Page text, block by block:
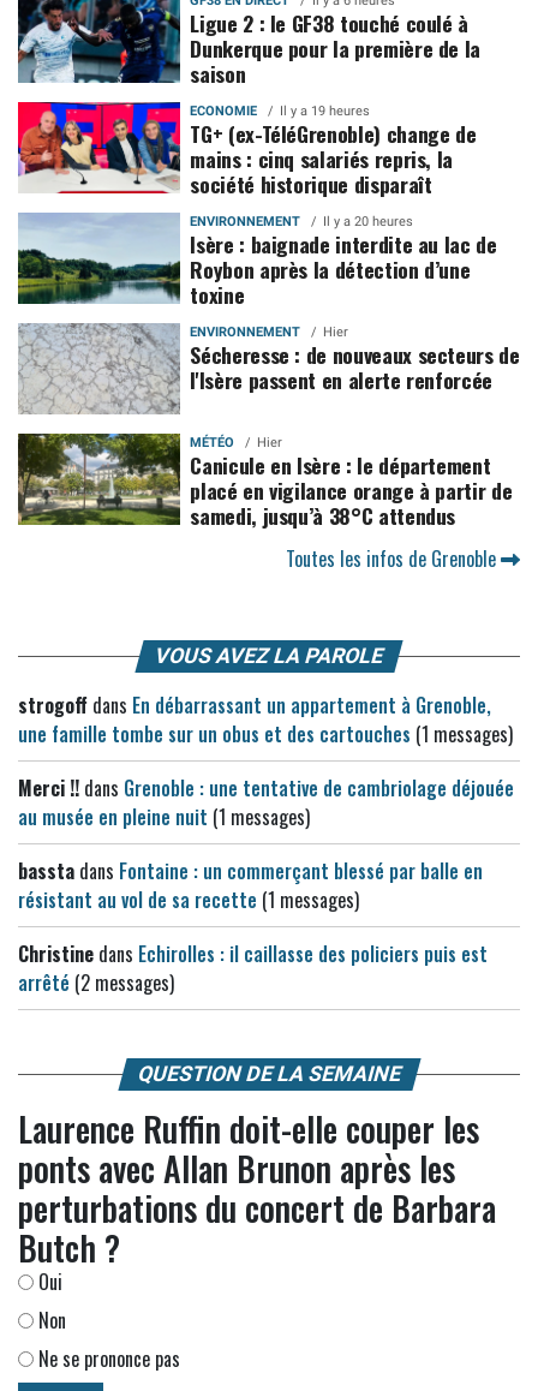
Ligue 2 : le GF38 touché coulé à
Dunkerque pour la première de la
saison
ECONOMIE Il y a 19 heures
TG+ (ex-TéléGrenoble) change de
mains : cinq salariés repris, la
société historique disparaît
ENVIRONNEMENT Il y a 20 heures
Isère : baignade interdite au lac de
Roybon après la détection d’une
toxine
ENVIRONNEMENT Hier
Sécheresse : de nouveaux secteurs de
l'Isère passent en alerte renforcée
MÉTÉO Hier
Canicule en Isère : le département
placé en vigilance orange à partir de
samedi, jusqu’à 38°C attendus
Toutes les infos de Grenoble
VOUS AVEZ LA PAROLE
strogoff dans En débarrassant un appartement à Grenoble,
une famille tombe sur un obus et des cartouches (1 messages)
Merci !! dans Grenoble : une tentative de cambriolage déjouée
au musée en pleine nuit (1 messages)
bassta dans Fontaine : un commerçant blessé par balle en
résistant au vol de sa recette (1 messages)
Christine dans Echirolles : il caillasse des policiers puis est
arrêté (2 messages)
QUESTION DE LA SEMAINE
Laurence Ruffin doit-elle couper les
ponts avec Allan Brunon après les
perturbations du concert de Barbara
Butch ?
Oui
Non
Ne se prononce pas